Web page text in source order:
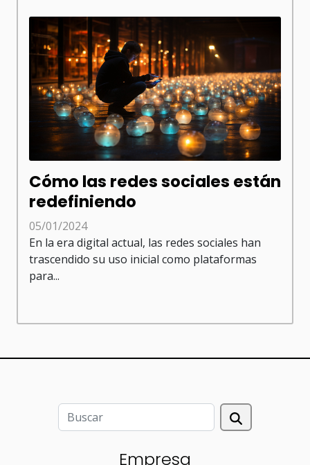
Cómo las redes sociales están
redefiniendo
05/01/2024
En la era digital actual, las redes sociales han
trascendido su uso inicial como plataformas
para...
Empresa